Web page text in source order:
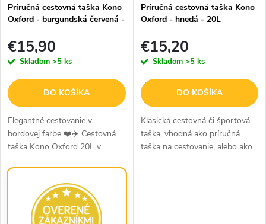
Príručná cestovná taška Kono
Oxford - burgundská červená -
€15,90
Skladom >5 ks
DO KOŠÍKA
Elegantné cestovanie v
bordovej farbe ❤️✈️ Cestovná
taška Kono Oxford 20L v
luxusnom bordovom prevedení
spája štýl, praktickosť a
komfort. Je ideálnou voľbou ako
príručná...
Príručná cestovná taška Kono
Oxford - hnedá - 20L
€15,20
Skladom >5 ks
DO KOŠÍKA
Klasická cestovná či športová
taška, vhodná ako príručná
taška na cestovanie, alebo ako
taška na športové aktivity.